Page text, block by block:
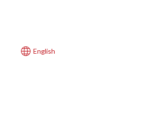
English